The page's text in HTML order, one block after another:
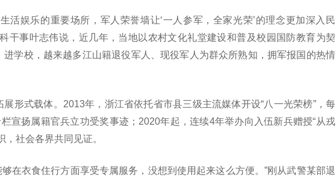
活娱乐的重要场所，军人荣誉墙让‘一人参军，全家光荣’的理念更加深入民
干事叶志伟说，近几年，当地以农村文化礼堂建设和普及校园国防教育为契
学校，越来越多江山籍退役军人、现役军人为群众所熟知，拥军报国的热情
形式载体。2013年，浙江省依托省市县三级主流媒体开设“八一光荣榜”，每
宣扬属籍官兵立功受奖事迹；2020年起，连续4年举办向入伍新兵赠授“从戎
，社会各界共同见证。
够在衣食住行方面享受专属服务，没想到使用起来这么方便。”刚从武警某部退